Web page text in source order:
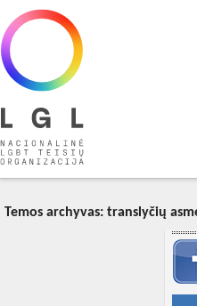
Nacionalinė LGBT teisių
Temos archyvas: translyčių